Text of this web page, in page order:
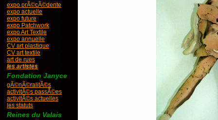
expo prÃ©cÃ©dente
expo actuelle
expo future
expo Patchwork
expo Art Textile
expo annuelle
CV art plastique
CV art textile
art de rues
les artistes
Fondation Janyce
gÃ©nÃ©ralitÃ©s
activitÃ©s passÃ©es
activitÃ©s actuelles
les statuts
Reines du Valais